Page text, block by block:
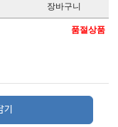
장바구니
품절상품